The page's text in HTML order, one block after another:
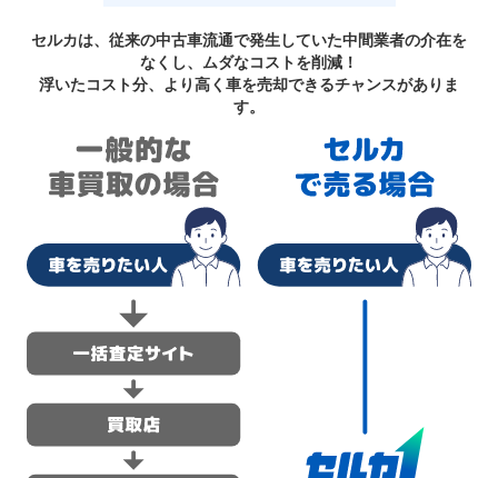
セルカは、従来の中古車流通で発生していた中間業者の介在を
なくし、ムダなコストを削減！
浮いたコスト分、より高く車を売却できるチャンスがありま
す。